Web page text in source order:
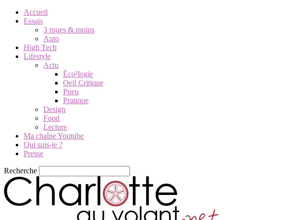
Accueil
Essais
3 roues & moins
Auto
High Tech
Lifestyle
Actu
Éco²logie
Oeil Critique
Pneu
Pratique
Design
Food
Lecture
Ma chaîne Youtube
Qui suis-je ?
Presse
Recherche